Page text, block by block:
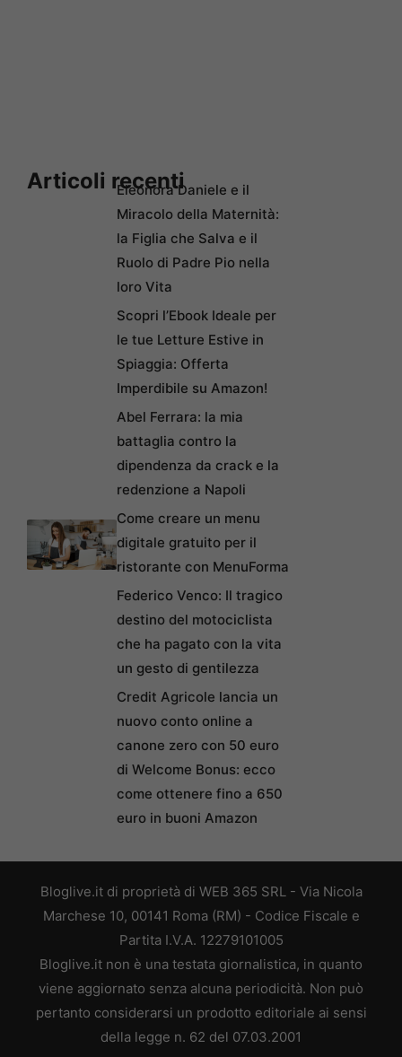
Articoli recentiEleonora Daniele e il
Miracolo della Maternità:
la Figlia che Salva e il
Ruolo di Padre Pio nella
loro Vita
Scopri l’Ebook Ideale per
le tue Letture Estive in
Spiaggia: Offerta
Imperdibile su Amazon!
Abel Ferrara: la mia
battaglia contro la
dipendenza da crack e la
redenzione a Napoli
Come creare un menu
digitale gratuito per il
ristorante con MenuForma
Federico Venco: Il tragico
destino del motociclista
che ha pagato con la vita
un gesto di gentilezza
Credit Agricole lancia un
nuovo conto online a
canone zero con 50 euro
di Welcome Bonus: ecco
come ottenere fino a 650
euro in buoni Amazon
Bloglive.it di proprietà di WEB 365 SRL - Via Nicola
Marchese 10, 00141 Roma (RM) - Codice Fiscale e
Partita I.V.A. 12279101005
Bloglive.it non è una testata giornalistica, in quanto
viene aggiornato senza alcuna periodicità. Non può
pertanto considerarsi un prodotto editoriale ai sensi
della legge n. 62 del 07.03.2001